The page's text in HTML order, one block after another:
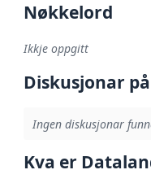
Nøkkelord
Ikkje oppgitt
Diskusjonar
Ingen diskusjonar
Kva er